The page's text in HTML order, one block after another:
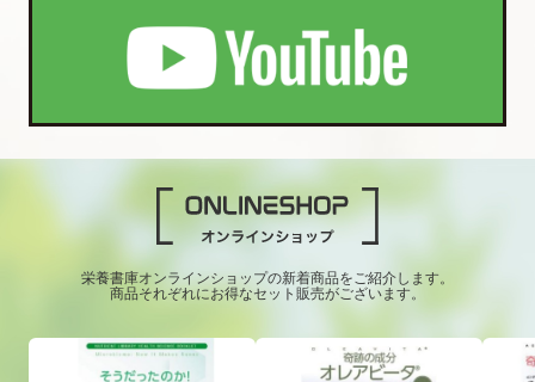
栄養書庫オンラインショップの新着商品をご紹介します。
商品それぞれにお得なセット販売がございます。